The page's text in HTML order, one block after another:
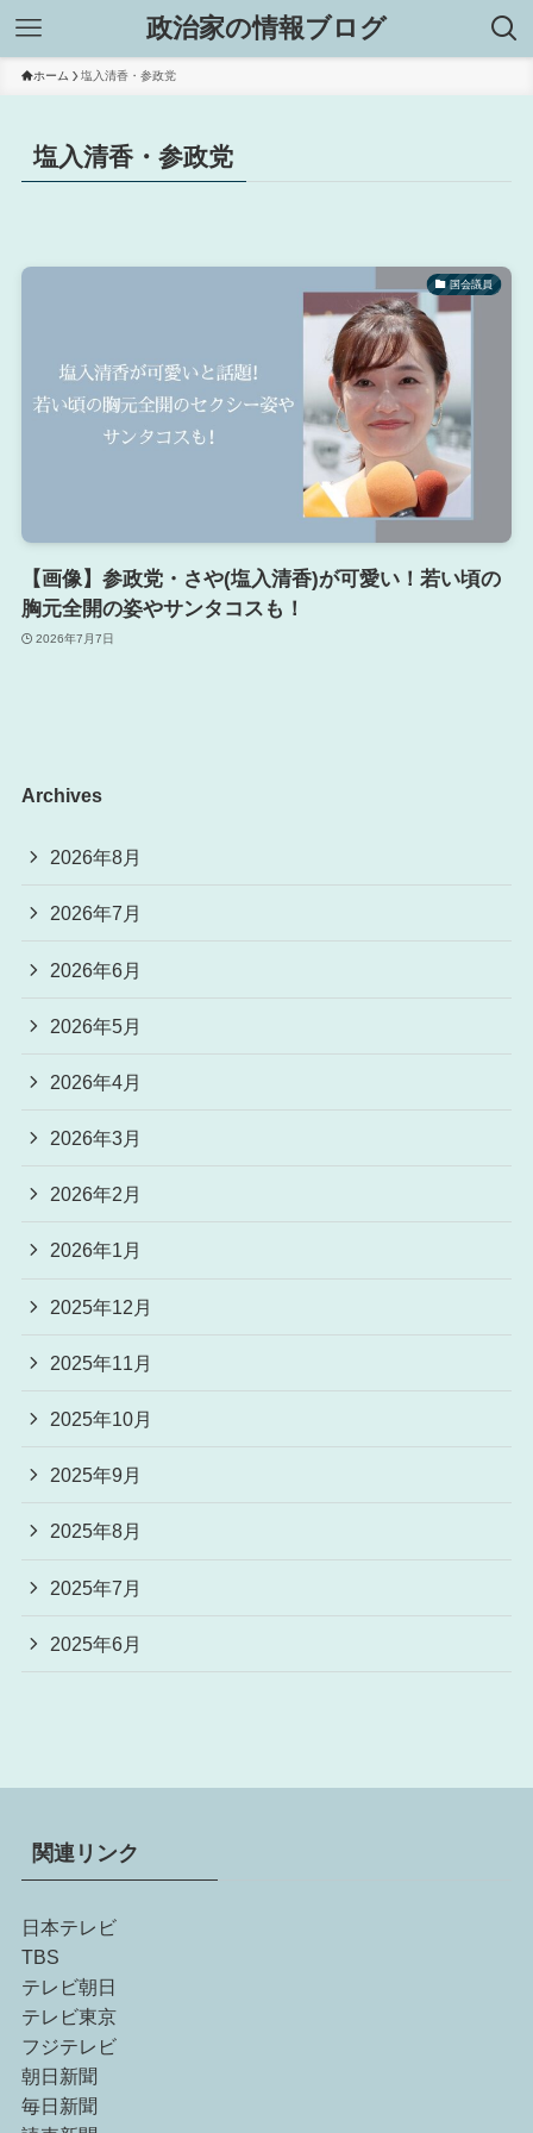
政治家の情報ブログ
ホーム 塩入清香・参政党
塩入清香・参政党
国会議員
【画像】参政党・さや(塩入清香)が可愛い！若い頃の
胸元全開の姿やサンタコスも！
2026年7月7日
Archives
2026年8月
2026年7月
2026年6月
2026年5月
2026年4月
2026年3月
2026年2月
2026年1月
2025年12月
2025年11月
2025年10月
2025年9月
2025年8月
2025年7月
2025年6月
関連リンク
日本テレビ
TBS
テレビ朝日
テレビ東京
フジテレビ
朝日新聞
毎日新聞